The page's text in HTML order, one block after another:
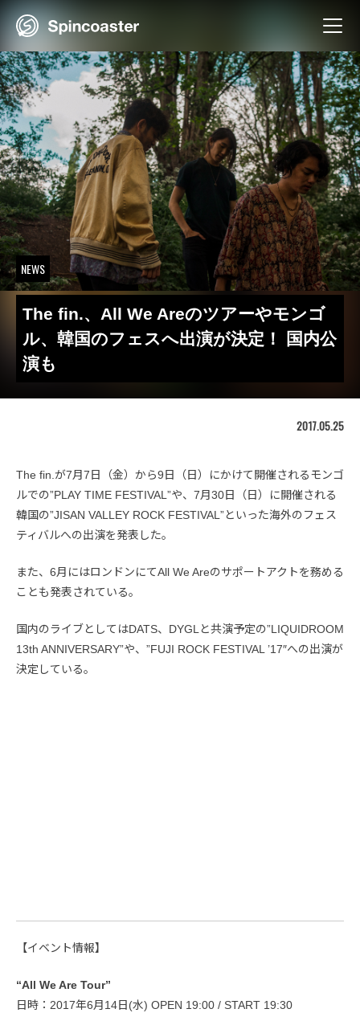
Skip
NEWS
The fin.、All We Areのツアーやモンゴ
ル、韓国のフェスへ出演が決定！ 国内公
演も
2017.05.25
The fin.が7月7日（金）から9日（日）にかけて開催されるモンゴ
ルでの”PLAY TIME FESTIVAL”や、7月30日（日）に開催される
韓国の”JISAN VALLEY ROCK FESTIVAL”といった海外のフェス
ティバルへの出演を発表した。
また、6月にはロンドンにてAll We Areのサポートアクトを務める
ことも発表されている。
国内のライブとしてはDATS、DYGLと共演予定の”LIQUIDROOM
13th ANNIVERSARY”や、”FUJI ROCK FESTIVAL ’17″への出演が
決定している。
【イベント情報】
“All We Are Tour”
日時：2017年6月14日(水) OPEN 19:00 / START 19:30